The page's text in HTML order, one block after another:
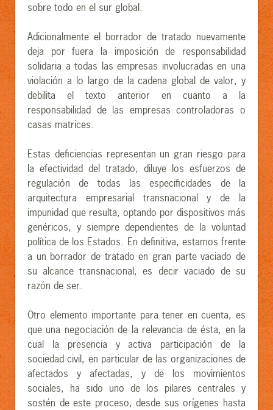
sobre todo en el sur global.
Adicionalmente el borrador de tratado nuevamente
deja por fuera la imposición de responsabilidad
solidaria a todas las empresas involucradas en una
violación a lo largo de la cadena global de valor, y
debilita el texto anterior en cuanto a la
responsabilidad de las empresas controladoras o
casas matrices.
Estas deficiencias representan un gran riesgo para
la efectividad del tratado, diluye los esfuerzos de
regulación de todas las especificidades de la
arquitectura empresarial transnacional y de la
impunidad que resulta, optando por dispositivos más
genéricos, y siempre dependientes de la voluntad
política de los Estados. En definitiva, estamos frente
a un borrador de tratado en gran parte vaciado de
su alcance transnacional, es decir vaciado de su
razón de ser.
Otro elemento importante para tener en cuenta, es
que una negociación de la relevancia de ésta, en la
cual la presencia y activa participación de la
sociedad civil, en particular de las organizaciones de
afectados y afectadas, y de los movimientos
sociales, ha sido uno de los pilares centrales y
sostén de este proceso, desde sus orígenes hasta